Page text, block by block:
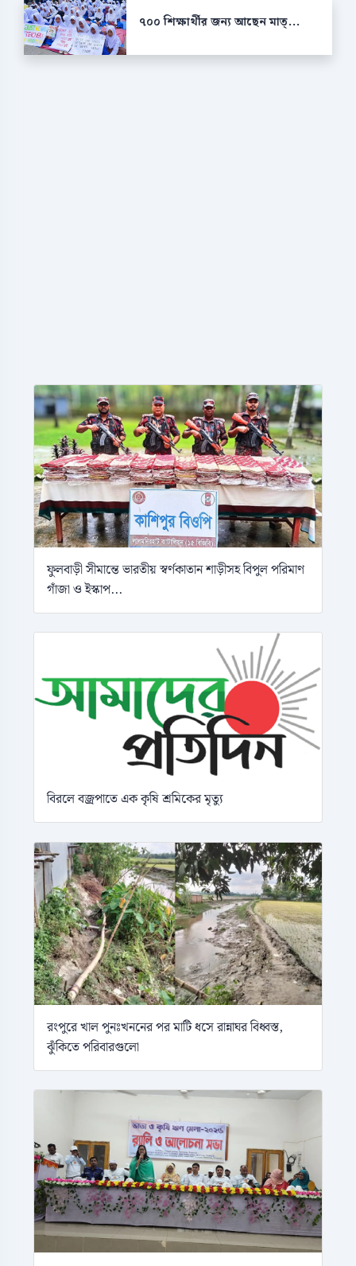
৭০০ শিক্ষার্থীর জন্য আছেন মাত্...
ফুলবাড়ী সীমান্তে ভারতীয় স্বর্ণকাতান শাড়ীসহ বিপুল পরিমাণ
গাঁজা ও ইস্কাপ...
বিরলে বজ্রপাতে এক কৃষি শ্রমিকের মৃত্যু
রংপুরে খাল পুনঃখননের পর মাটি ধসে রান্নাঘর বিধ্বস্ত,
ঝুঁকিতে পরিবারগুলো